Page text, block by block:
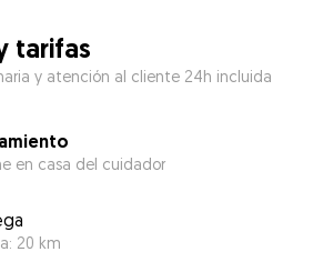
tarifas
y atención al cliente 24h incluida
en casa del cuidador
20 km